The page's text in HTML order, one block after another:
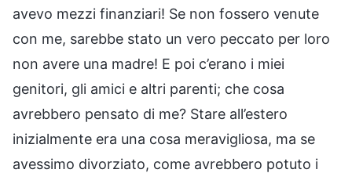
avevo mezzi finanziari! Se non fossero venute
con me, sarebbe stato un vero peccato per loro
non avere una madre! E poi c’erano i miei
genitori, gli amici e altri parenti; che cosa
avrebbero pensato di me? Stare all’estero
inizialmente era una cosa meravigliosa, ma se
avessimo divorziato, come avrebbero potuto i